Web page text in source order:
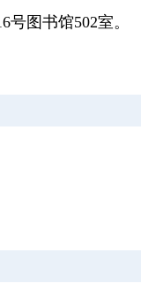
图书馆502室。